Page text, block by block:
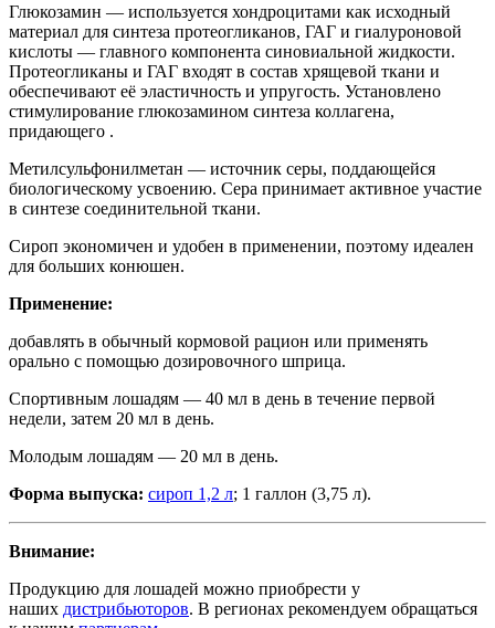
Глюкозамин — используется хондроцитами как исходный
материал для синтеза протеогликанов, ГАГ и гиалуроновой
кислоты — главного компонента синовиальной жидкости.
Протеогликаны и ГАГ входят в состав хрящевой ткани и
обеспечивают её эластичность и упругость. Установлено
стимулирование глюкозамином синтеза коллагена,
придающего .
Meтилсульфонилметан — источник серы, поддающейся
биологическому усвоению. Сера принимает активное участие
в синтезе соединительной ткани.
Сироп экономичен и удобен в применении, поэтому идеален
для больших конюшен.
Применение:
добавлять в обычный кормовой рацион или применять
орально с помощью дозировочного шприца.
Спортивным лошадям — 40 мл в день в течение первой
недели, затем 20 мл в день.
Молодым лошадям — 20 мл в день.
Форма выпуска: сироп 1,2 л; 1 галлон (3,75 л).
Внимание:
Продукцию для лошадей можно приобрести у
наших дистрибьюторов. В регионах рекомендуем обращаться